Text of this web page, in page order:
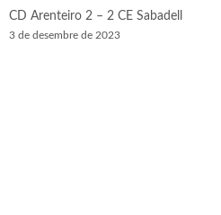
CD Arenteiro 2 – 2 CE Sabadell
3 de desembre de 2023